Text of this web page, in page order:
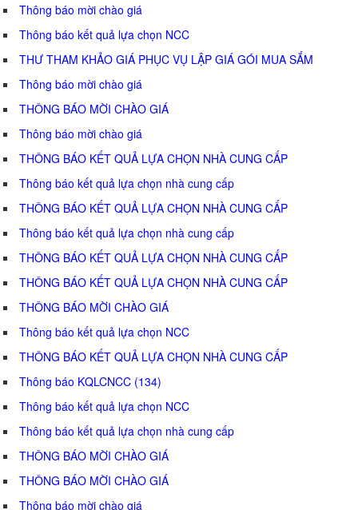
Thông báo mời chào giá
Thông báo kết quả lựa chọn NCC
THƯ THAM KHẢO GIÁ PHỤC VỤ LẬP GIÁ GÓI MUA SẮM
Thông báo mời chào giá
THÔNG BÁO MỜI CHÀO GIÁ
Thông báo mời chào giá
THÔNG BÁO KẾT QUẢ LỰA CHỌN NHÀ CUNG CẤP
Thông báo kết quả lựa chọn nhà cung cấp
THÔNG BÁO KẾT QUẢ LỰA CHỌN NHÀ CUNG CẤP
Thông báo kết quả lựa chọn nhà cung cấp
THÔNG BÁO KẾT QUẢ LỰA CHỌN NHÀ CUNG CẤP
THÔNG BÁO KẾT QUẢ LỰA CHỌN NHÀ CUNG CẤP
THÔNG BÁO MỜI CHÀO GIÁ
Thông báo kết quả lựa chọn NCC
THÔNG BÁO KẾT QUẢ LỰA CHỌN NHÀ CUNG CẤP
Thông báo KQLCNCC (134)
Thông báo kết quả lựa chọn NCC
Thông báo kết quả lựa chọn nhà cung cấp
THÔNG BÁO MỜI CHÀO GIÁ
THÔNG BÁO MỜI CHÀO GIÁ
Thông báo mời chào giá